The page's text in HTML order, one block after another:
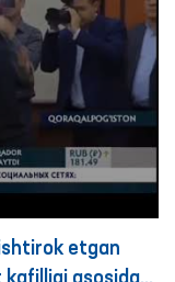
etgan